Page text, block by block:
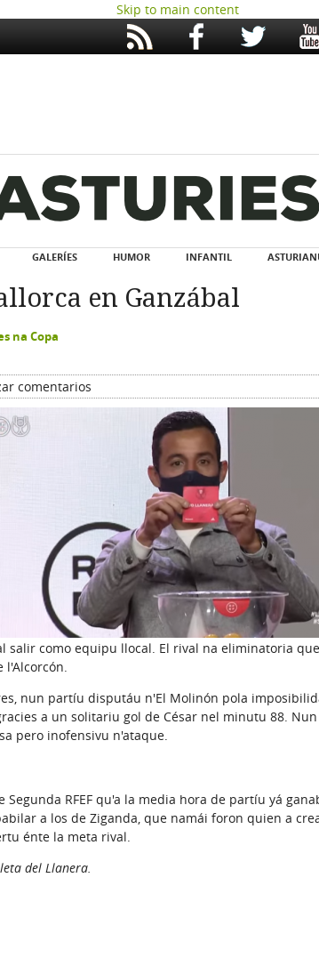
Skip to main content
GALERÍES HUMOR INFANTIL
en Ganzábal
na Copa
comentarios
salir como equipu llocal. El rival na eliminatoria
nun partíu disputáu n'El Molinón pola
a un solitariu gol de César nel minutu 88.
pero inofensivu n'ataque.
RFEF qu'a la media hora de partíu yá
a los de Ziganda, que namái foron quien a
énte la meta rival.
del Llanera.